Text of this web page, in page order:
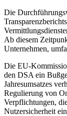
Die
Ab diesem
Unternehmen,
Die EU-
den DSA ein
Jahresumsatzes
Regulierung von
Verpflichtungen,
Nutzersicherheit